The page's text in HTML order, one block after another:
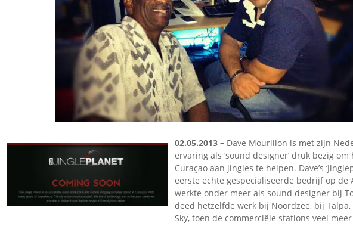
Ferry Maat interview
Jingle Awards
Jingle NIEUW
Omroepbanden
Stoomfluit Klaas
Vaak
Uitvinding
jinglecassette
Dik Voormekaar in
foto’s
02.05.2013 – Dave Mourillon is met zijn
ervaring als ‘sound designer’ druk bezig
Curaçao aan jingles te helpen. Dave’s
eerste echte gespecialiseerde bedrijf op de
werkte onder meer als sound designer bij
deed hetzelfde werk bij Noordzee, bij
Sky, toen de commerciële stations veel meer